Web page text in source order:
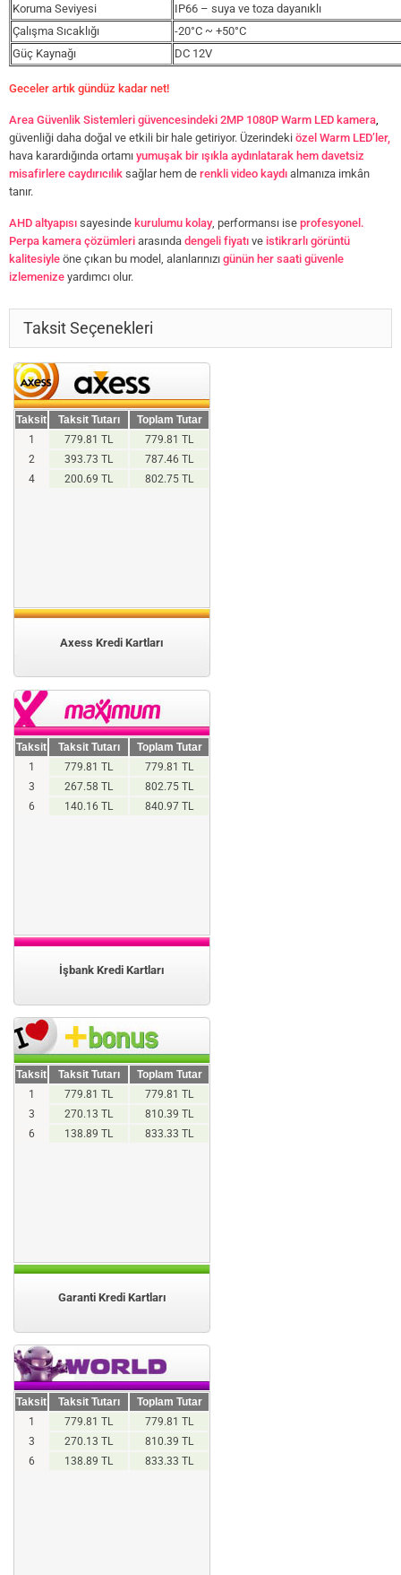
Koruma Seviyesi
IP66 – suya ve toza dayanıklı
Çalışma Sıcaklığı
-20°C ~ +50°C
Güç Kaynağı
DC 12V
Geceler artık gündüz kadar net!
Area Güvenlik Sistemleri güvencesindeki 2MP 1080P Warm LED kamera
güvenliği daha doğal ve etkili bir hale getiriyor. Üzerindeki özel Warm LED’ler,
hava karardığında ortamı yumuşak bir ışıkla aydınlatarak hem davetsiz
misafirlere caydırıcılık sağlar hem de renkli video kaydı almanıza imkân
tanır.
AHD altyapısı sayesinde kurulumu kolay, performansı ise profesyonel.
Perpa kamera çözümleri arasında dengeli fiyatı ve istikrarlı görüntü
kalitesiyle öne çıkan bu model, alanlarınızı günün her saati güvenle
izlemenize yardımcı olur.
Taksit Seçenekleri
Taksit Taksit Tutarı
Toplam Tutar
1
779.81 TL
779.81 TL
2
393.73 TL
787.46 TL
4
200.69 TL 802.75 TL
Axess Kredi Kartları
Taksit Taksit Tutarı
Toplam Tutar
1
779.81 TL
779.81 TL
3
267.58 TL
802.75 TL
6
140.16 TL 840.97 TL
İşbank Kredi Kartları
Taksit Taksit Tutarı
Toplam Tutar
1
779.81 TL
779.81 TL
3
270.13 TL
810.39 TL
6
138.89 TL 833.33 TL
Garanti Kredi Kartları
Taksit Taksit Tutarı
Toplam Tutar
1
779.81 TL
779.81 TL
3
270.13 TL
810.39 TL
6
138.89 TL 833.33 TL